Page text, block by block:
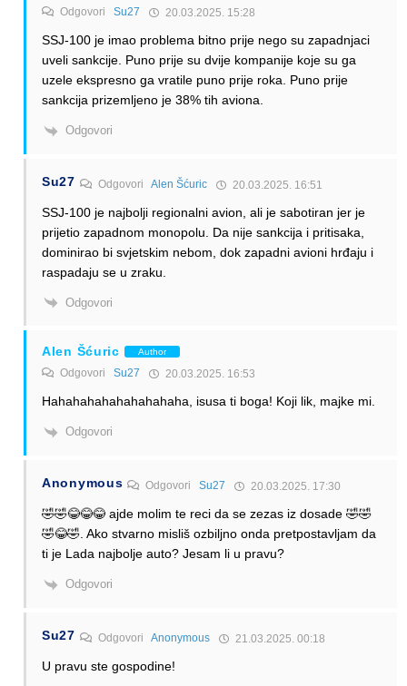
Odgovori Su27 20.03.2025. 15:28
SSJ-100 je imao problema bitno prije nego su zapadnjaci
uveli sankcije. Puno prije su dvije kompanije koje su ga
uzele ekspresno ga vratile puno prije roka. Puno prije
sankcija prizemljeno je 38% tih aviona.
Odgovori
Su27 Odgovori Alen Šćuric 20.03.2025. 16:51
SSJ-100 je najbolji regionalni avion, ali je sabotiran jer je
prijetio zapadnom monopolu. Da nije sankcija i pritisaka,
dominirao bi svjetskim nebom, dok zapadni avioni hrđaju i
raspadaju se u zraku.
Odgovori
Alen Šćuric Author
Odgovori Su27 20.03.2025. 16:53
Hahahahahahahahahaha, isusa ti boga! Koji lik, majke mi.
Odgovori
Anonymous OdgovoriSu27 20.03.2025. 17:30
🤣🤣😂😂😂 ajde molim te reci da se zezas iz dosade 🤣🤣
🤣😂🤣. Ako stvarno misliš ozbiljno onda pretpostavljam da
ti je Lada najbolje auto? Jesam li u pravu?
Odgovori
Su27 Odgovori Anonymous 21.03.2025. 00:18
U pravu ste gospodine!